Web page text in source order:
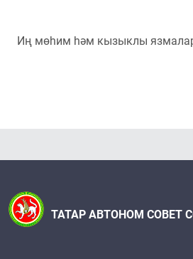
Иң мөһим һәм кызыклы
ТАТАР АВТОНОМ СОВЕТ